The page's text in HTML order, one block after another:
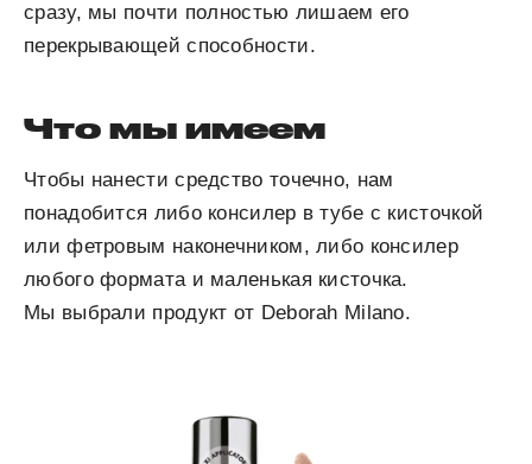
сразу, мы почти полностью лишаем его
перекрывающей способности.
Что мы имеем
Чтобы нанести средство точечно, нам
понадобится либо консилер в тубе с кисточкой
или фетровым наконечником, либо консилер
любого формата и маленькая кисточка.
Мы выбрали продукт от Deborah Milano.